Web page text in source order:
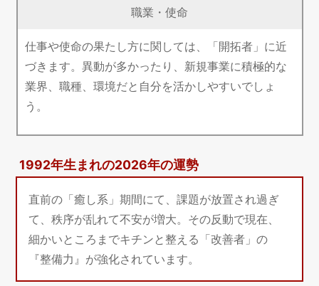
職業・使命
仕事や使命の果たし方に関しては、「開拓者」に近
づきます。異動が多かったり、新規事業に積極的な
業界、職種、環境だと自分を活かしやすいでしょ
う。
1992年生まれの2026年の運勢
直前の「癒し系」期間にて、課題が放置され過ぎ
て、秩序が乱れて不安が増大。その反動で現在、
細かいところまでキチンと整える「改善者」の
『整備力』が強化されています。